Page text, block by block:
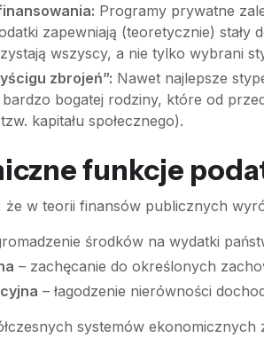
Programy prywatne
zapewniają (teoretycznie)
wszyscy, a nie tylko wybrani
zbrojeń”: Nawet najlepsze
bogatej rodziny, które od
kapitału społecznego).
funkcje
że w teorii finansów publicznych
środków na wydatki
– zachęcanie do określonych
– łagodzenie nierówności
systemów